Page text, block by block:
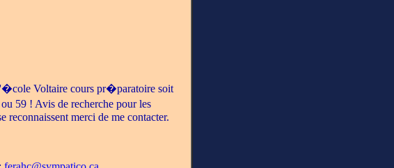
Voltaire cours pr�paratoire soit
59 ! Avis de recherche pour les
reconnaissent merci de me contacter.